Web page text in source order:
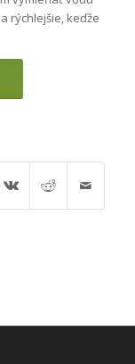
rýchlejšie, keďže